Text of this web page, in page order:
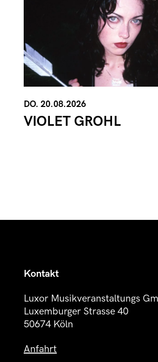
DO. 20.08.2026
VIOLET GROHL
Kontakt
Luxor Musikveranstaltungs
Luxemburger Strasse 40
50674 Köln
Anfahrt